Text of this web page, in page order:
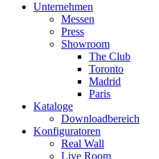
Unternehmen
Messen
Press
Showroom
The Club
Toronto
Madrid
Paris
Kataloge
Downloadbereich
Konfiguratoren
Real Wall
Live Room